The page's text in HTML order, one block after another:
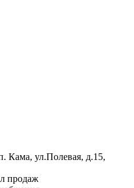
Кама, ул.Полевая, д.15,
продаж